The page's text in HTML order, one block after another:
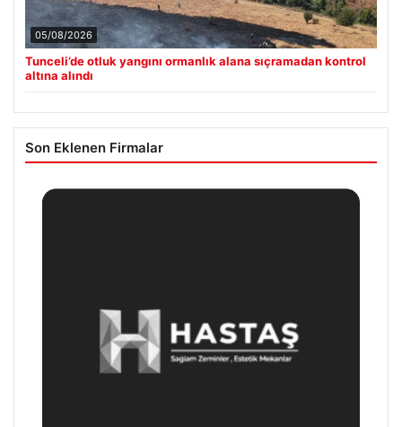
05/08/2026
Tunceli’de otluk yangını ormanlık alana sıçramadan kontrol
altına alındı
Son Eklenen Firmalar